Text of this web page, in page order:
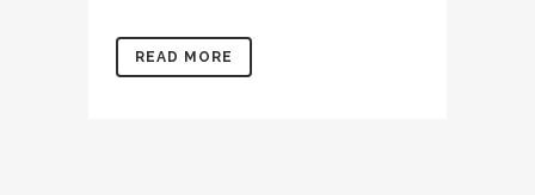
READ MORE